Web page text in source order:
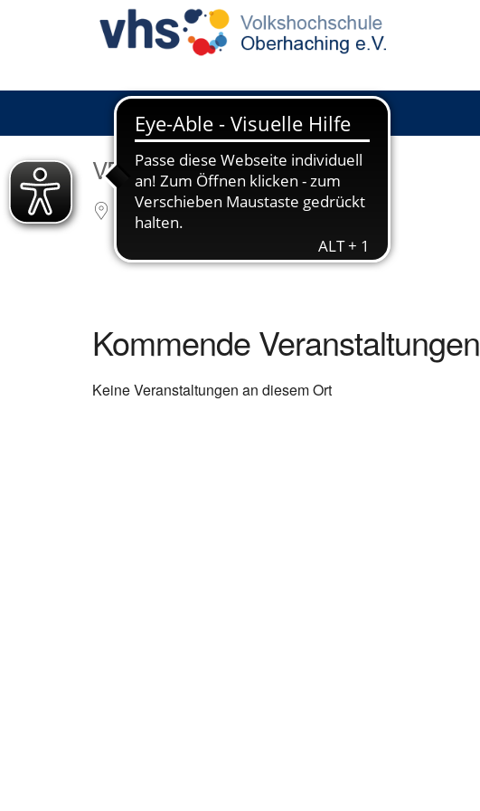
VERANSTALTUNGSORT
Odeonsplatz
München
80539
Kommende Veranstaltungen
Keine Veranstaltungen an diesem Ort